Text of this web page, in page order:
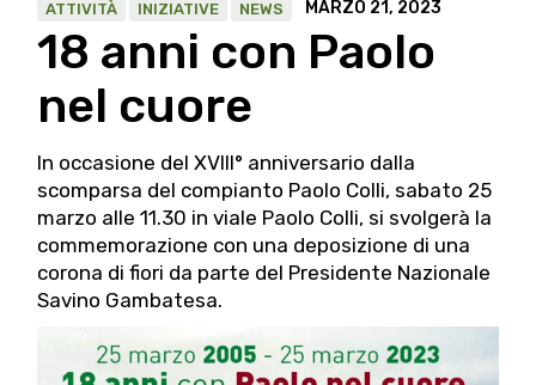
ATTIVITÀ INIZIATIVE NEWS MARZO 21, 2023
18 anni con Paolo
nel cuore
In occasione del XVIII° anniversario dalla
scomparsa del compianto Paolo Colli, sabato 25
marzo alle 11.30 in viale Paolo Colli, si svolgerà la
commemorazione con una deposizione di una
corona di fiori da parte del Presidente Nazionale
Savino Gambatesa.